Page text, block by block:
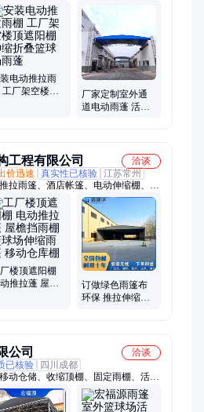
棚、雨棚雨蓬、pvc工业夹、遮阳遮
移动雨篷、帐篷电动、防风帐篷、加
阳、环保设备、仓库帐篷、帐篷材
电动推拉雨
工厂架空楼顶
厂家定制室外通
道电动雨蓬 活动
工程有限公司
洽谈
价迅速 真实性已核验 江苏常州
拉雨篷、酒店帐篷、电动伸缩棚、推
拉棚、悬空式雨棚、轨道伸缩棚、活
车棚、7字型停车棚、钢立柱雨棚、
房通道雨棚、户外雨棚、大型推拉
式雨棚、电动雨棚厂家、推拉式雨
楼顶遮阳棚
推拉蓬 屋檐
订做绿色雨篷布
环保 推拉伸缩雨
公司
洽谈
已核验
四川成都
动仓储、收缩顶棚、固定雨棚、活动
拉棚、屋檐挡雨棚、楼顶遮阳棚、门
、防晒停车遮阳棚、户外用品、扁通